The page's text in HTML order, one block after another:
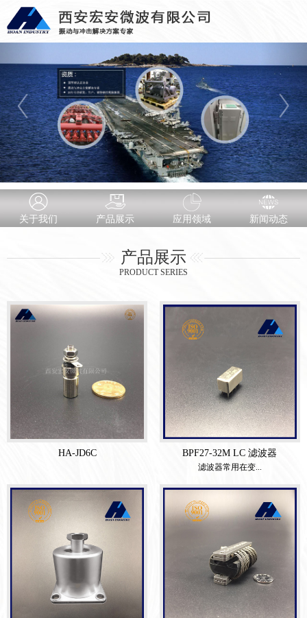
关于我们 产品展示 应用领域 新闻动态
产品展示
PRODUCT SERIES
HA-JD6C BPF27-32M LC 滤波器
滤波器常用在变...